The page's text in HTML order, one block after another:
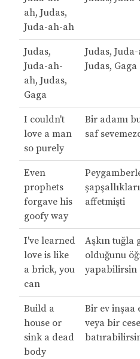
ah, Judas,
Juda-ah-ah
Judas,
Juda-ah-
ah, Judas,
Gaga
Judas,
Judas, Gaga
I couldn't
love a man
so purely
Bir adamı
saf
Even
prophets
forgave his
goofy way
affetmişti
I've learned
love is like
a brick, you
can
Aşkın tuğla
olduğunu
yapabilirsin
Build a
house or
sink a dead
body
Bir ev inşaa
veya bir